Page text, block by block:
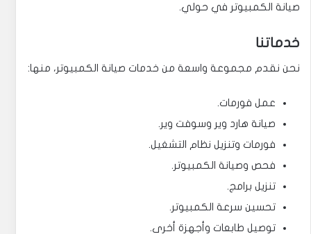
صيانة الكمبيوتر في حولي.
خدماتنا
نحن نقدم مجموعة واسعة من خدمات صيانة الكمبيوتر، منها:
عمل فورمات.
صيانة هارد وير وسوفت وير.
فورمات وتنزيل نظام التشغيل.
فحص وصيانة الكمبيوتر.
تنزيل برامج.
تحسين سرعة الكمبيوتر.
توصيل طابعات وأجهزة أخرى.